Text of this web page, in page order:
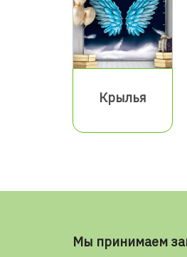
Крылья
Мы принимаем